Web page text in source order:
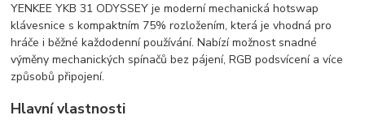
YENKEE YKB 31 ODYSSEY je moderní mechanická hotswap
klávesnice s kompaktním 75% rozložením, která je vhodná pro
hráče i běžné každodenní používání. Nabízí možnost snadné
výměny mechanických spínačů bez pájení, RGB podsvícení a více
způsobů připojení.
Hlavní vlastnosti